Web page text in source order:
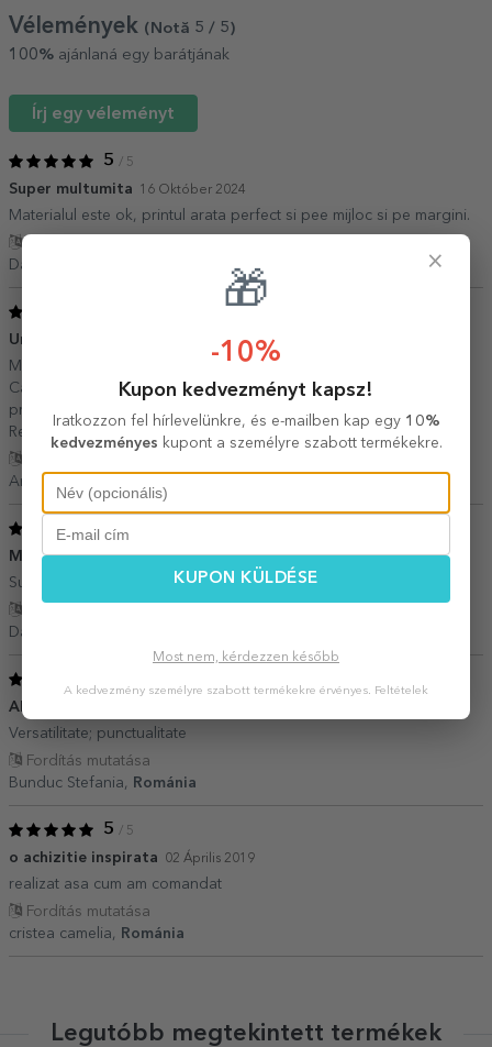
Vélemények (Notă 5 / 5 )
100% ajánlaná egy barátjának
Írj egy véleményt
5 / 5
Super multumita 16 Október 2024
Materialul este ok, printul arata perfect si pee mijloc si pe margini.
Fordítás mutatása
Daniela Nicolae,
Un cadou cochet 11 November 2022
Modelul este unul simplu si cochet din punctul meu de vedere.
Calitatea produsului primit fiind una ridicata. Timpul de
procesare/livrare a comenzii optim. Pretul foarte accesibil.
Recomand!
Andrei M.,
5/ 5
Mouse pad personalizat 15 December 2020
Super calitate, seper design. Recomand!
Daniela,
Alegeri foarte variate;
Versatilitate; punctualitate
Fordítás mutatása
Bunduc Stefania,
Románia
5 / 5
o achizitie inspirata 02 Április 2019
realizat asa cum am comandat
Fordítás mutatása
cristea camelia,
Románia
Legutóbb megtekintett termékek
×
🎁
-10%
Kupon kedvezményt kapsz!
Iratkozzon fel hírlevelünkre, és e-mailben kap egy 10%
kedvezményes kupont a személyre szabott termékekre.
KUPON KÜLDÉSE
Most nem, kérdezzen később
A kedvezmény személyre szabott termékekre érvényes. Feltételek